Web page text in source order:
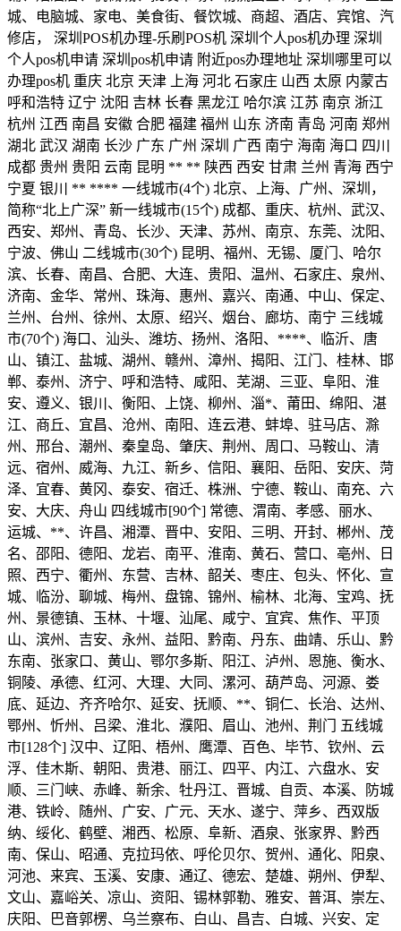
城、电脑城、家电、美食街、餐饮城、商超、酒店、宾馆、汽
修店， 深圳POS机办理-乐刷POS机 深圳个人pos机办理 深圳
个人pos机申请 深圳pos机申请 附近pos办理地址 深圳哪里可以
办理pos机 重庆 北京 天津 上海 河北 石家庄 山西 太原 内蒙古
呼和浩特 辽宁 沈阳 吉林 长春 黑龙江 哈尔滨 江苏 南京 浙江
杭州 江西 南昌 安徽 合肥 福建 福州 山东 济南 青岛 河南 郑州
湖北 武汉 湖南 长沙 广东 广州 深圳 广西 南宁 海南 海口 四川
成都 贵州 贵阳 云南 昆明 ** ** 陕西 西安 甘肃 兰州 青海 西宁
宁夏 银川 ** **** 一线城市(4个) 北京、上海、广州、深圳，
简称“北上广深” 新一线城市(15个) 成都、重庆、杭州、武汉、
西安、郑州、青岛、长沙、天津、苏州、南京、东莞、沈阳、
宁波、佛山 二线城市(30个) 昆明、福州、无锡、厦门、哈尔
滨、长春、南昌、合肥、大连、贵阳、温州、石家庄、泉州、
济南、金华、常州、珠海、惠州、嘉兴、南通、中山、保定、
兰州、台州、徐州、太原、绍兴、烟台、廊坊、南宁 三线城
市(70个) 海口、汕头、潍坊、扬州、洛阳、****、临沂、唐
山、镇江、盐城、湖州、赣州、漳州、揭阳、江门、桂林、邯
郸、泰州、济宁、呼和浩特、咸阳、芜湖、三亚、阜阳、淮
安、遵义、银川、衡阳、上饶、柳州、淄*、莆田、绵阳、湛
江、商丘、宜昌、沧州、南阳、连云港、蚌埠、驻马店、滁
州、邢台、潮州、秦皇岛、肇庆、荆州、周口、马鞍山、清
远、宿州、威海、九江、新乡、信阳、襄阳、岳阳、安庆、菏
泽、宜春、黄冈、泰安、宿迁、株洲、宁德、鞍山、南充、六
安、大庆、舟山 四线城市[90个] 常德、渭南、孝感、丽水、
运城、**、许昌、湘潭、晋中、安阳、三明、开封、郴州、茂
名、邵阳、德阳、龙岩、南平、淮南、黄石、营口、亳州、日
照、西宁、衢州、东营、吉林、韶关、枣庄、包头、怀化、宣
城、临汾、聊城、梅州、盘锦、锦州、榆林、北海、宝鸡、抚
州、景德镇、玉林、十堰、汕尾、咸宁、宜宾、焦作、平顶
山、滨州、吉安、永州、益阳、黔南、丹东、曲靖、乐山、黔
东南、张家口、黄山、鄂尔多斯、阳江、泸州、恩施、衡水、
铜陵、承德、红河、大理、大同、漯河、葫芦岛、河源、娄
底、延边、齐齐哈尔、延安、抚顺、**、铜仁、长治、达州、
鄂州、忻州、吕梁、淮北、濮阳、眉山、池州、荆门 五线城
市[128个] 汉中、辽阳、梧州、鹰潭、百色、毕节、钦州、云
浮、佳木斯、朝阳、贵港、丽江、四平、内江、六盘水、安
顺、三门峡、赤峰、新余、牡丹江、晋城、自贡、本溪、防城
港、铁岭、随州、广安、广元、天水、遂宁、萍乡、西双版
纳、绥化、鹤壁、湘西、松原、阜新、酒泉、张家界、黔西
南、保山、昭通、克拉玛依、呼伦贝尔、贺州、通化、阳泉、
河池、来宾、玉溪、安康、通辽、德宏、楚雄、朔州、伊犁、
文山、嘉峪关、凉山、资阳、锡林郭勒、雅安、普洱、崇左、
庆阳、巴音郭楞、乌兰察布、白山、昌吉、白城、兴安、定